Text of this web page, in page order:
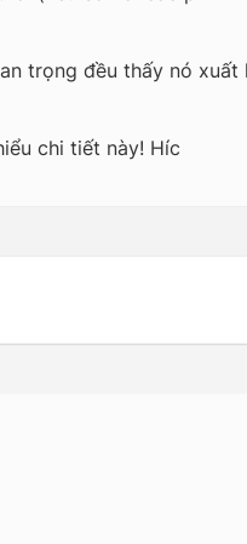
trọng đều thấy nó
chi tiết này! Híc